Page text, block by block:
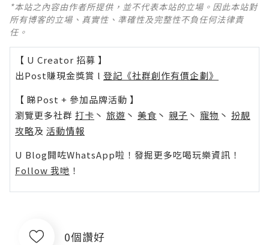
*本站之內容由作者所提供，並不代表本站的立場。因此本站對
所有博客的立場、真實性、準確性及完整性不負任何法律責
任。
【 U Creator 招募 】
出Post賺現金獎賞 l 登記《社群創作有價企劃》
【 睇Post + 參加品牌活動 】
瀏覽更多社群 打卡 丶 旅遊 丶 美食 丶 親子 丶 寵物 丶 扮靚
攻略及 活動情報
U Blog開咗WhatsApp啦！發掘更多吃喝玩樂資訊！
Follow 我哋 ！
0個讚好